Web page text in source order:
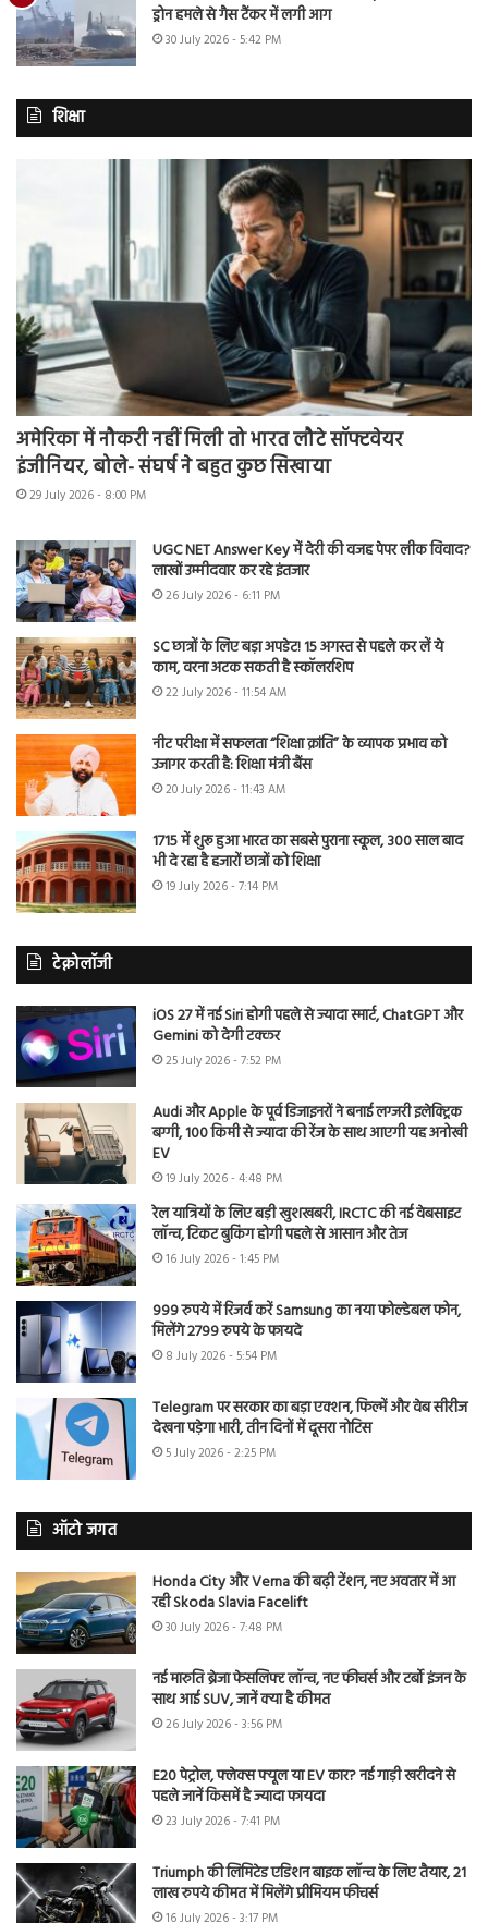
ड्रोन हमले से गैस टैंकर में लगी आग
30 July 2026 - 5:42 PM
शिक्षा
अमेरिका में नौकरी नहीं मिली तो भारत लौटे सॉफ्टवेयर
इंजीनियर, बोले- संघर्ष ने बहुत कुछ सिखाया
29 July 2026 - 8:00 PM
UGC NET Answer Key में देरी की वजह पेपर लीक विवाद?
लाखों उम्मीदवार कर रहे इंतजार
26 July 2026 - 6:11 PM
SC छात्रों के लिए बड़ा अपडेट! 15 अगस्त से पहले कर लें ये
काम, वरना अटक सकती है स्कॉलरशिप
22 July 2026 - 11:54 AM
नीट परीक्षा में सफलता “शिक्षा क्रांति” के व्यापक प्रभाव को
उजागर करती है: शिक्षा मंत्री बैंस
20 July 2026 - 11:43 AM
1715 में शुरू हुआ भारत का सबसे पुराना स्कूल, 300 साल बाद
भी दे रहा है हजारों छात्रों को शिक्षा
19 July 2026 - 7:14 PM
टेक्नोलॉजी
iOS 27 में नई Siri होगी पहले से ज्यादा स्मार्ट, ChatGPT और
Gemini को देगी टक्कर
25 July 2026 - 7:52 PM
Audi और Apple के पूर्व डिजाइनरों ने बनाई लग्जरी इलेक्ट्रिक
बग्गी, 100 किमी से ज्यादा की रेंज के साथ आएगी यह अनोखी
EV
19 July 2026 - 4:48 PM
रेल यात्रियों के लिए बड़ी खुशखबरी, IRCTC की नई वेबसाइट
लॉन्च, टिकट बुकिंग होगी पहले से आसान और तेज
16 July 2026 - 1:45 PM
999 रुपये में रिजर्व करें Samsung का नया फोल्डेबल फोन,
मिलेंगे 2799 रुपये के फायदे
8 July 2026 - 5:54 PM
Telegram पर सरकार का बड़ा एक्शन, फिल्में और वेब सीरीज
देखना पड़ेगा भारी, तीन दिनों में दूसरा नोटिस
5 July 2026 - 2:25 PM
ऑटो जगत
Honda City और Verna की बढ़ी टेंशन, नए अवतार में आ
रही Skoda Slavia Facelift
30 July 2026 - 7:48 PM
नई मारुति ब्रेजा फेसलिफ्ट लॉन्च, नए फीचर्स और टर्बो इंजन के
साथ आई SUV, जानें क्या है कीमत
26 July 2026 - 3:56 PM
E20 पेट्रोल, फ्लेक्स फ्यूल या EV कार? नई गाड़ी खरीदने से
पहले जानें किसमें है ज्यादा फायदा
23 July 2026 - 7:41 PM
Triumph की लिमिटेड एडिशन बाइक लॉन्च के लिए तैयार, 21
लाख रुपये कीमत में मिलेंगे प्रीमियम फीचर्स
16 July 2026 - 3:17 PM